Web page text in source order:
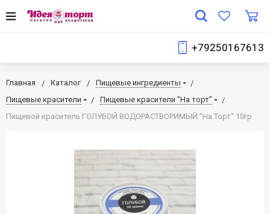
+79250167613
Главная Каталог
Пищевые ингредиенты
Пищевые красители
Пищевые красители "На торт"
Пищевой краситель ГОЛУБОЙ ВОДОРАСТВОРИМЫЙ "На Торт" 10гр